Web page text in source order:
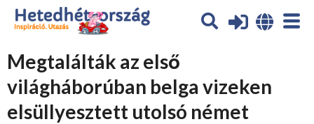
Megtalálták az első
világháborúban belga vizeken
elsüllyesztett utolsó német